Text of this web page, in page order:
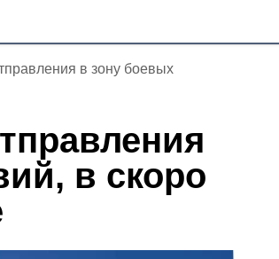
в зону боевых
в скоро